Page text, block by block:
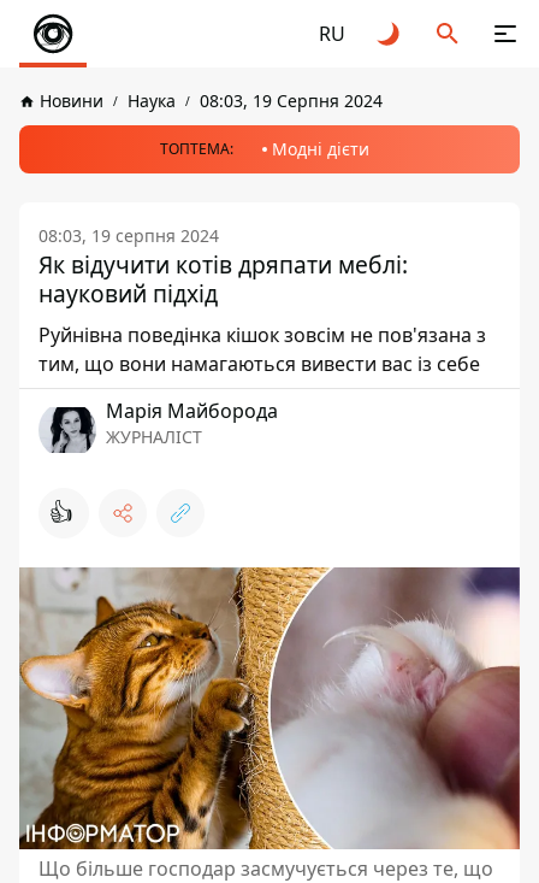
RU
Новини Наука 08:03, 19 Серпня 2024
ТОПТЕМА: Модні дієти
08:03, 19 серпня 2024
Як відучити котів дряпати меблі:
науковий підхід
Руйнівна поведінка кішок зовсім не пов'язана з
тим, що вони намагаються вивести вас із себе
Марія Майборода
ЖУРНАЛІСТ
👍
Що більше господар засмучується через те, що